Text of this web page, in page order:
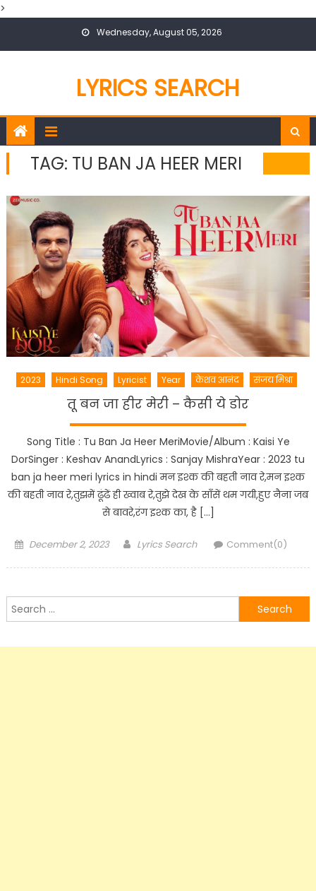
>
Wednesday, August 05, 2026
LYRICS SEARCH
TAG: TU BAN JA HEER MERI
2023 Hindi Song Lyricist Year केशव आनंद संजय मिश्रा
तू बन जा हीर मेरी – कैसी ये डोर
Song Title : Tu Ban Ja Heer MeriMovie/Album : Kaisi Ye
DorSinger : Keshav AnandLyrics : Sanjay MishraYear : 2023 tu
ban ja heer meri lyrics in hindi मन इश्क की बहती नाव रे,मन इश्क
की बहती नाव रे,तुझमें ढूंढें ही ख्वाब रे,तुझे देख के साँसें थम गयी,हुए नैना जब
से बावरे,रंग इश्क का, है […]
Posted
December 2, 2023 Author
Lyrics Search Comment(0)
Search
for: